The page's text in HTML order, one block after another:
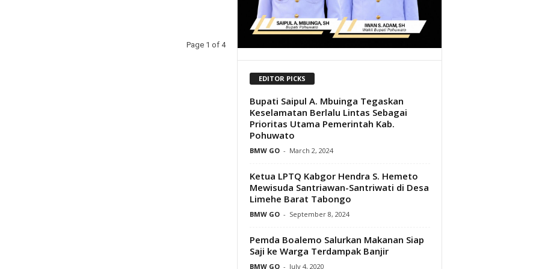
Page 1 of 4
EDITOR PICKS
Bupati Saipul A. Mbuinga Tegaskan
Keselamatan Berlalu Lintas Sebagai
Prioritas Utama Pemerintah Kab.
Pohuwato
BMW GO - March 2, 2024
Ketua LPTQ Kabgor Hendra S. Hemeto
Mewisuda Santriawan-Santriwati di Desa
Limehe Barat Tabongo
BMW GO - September 8, 2024
Pemda Boalemo Salurkan Makanan Siap
Saji ke Warga Terdampak Banjir
BMW GO - July 4, 2020